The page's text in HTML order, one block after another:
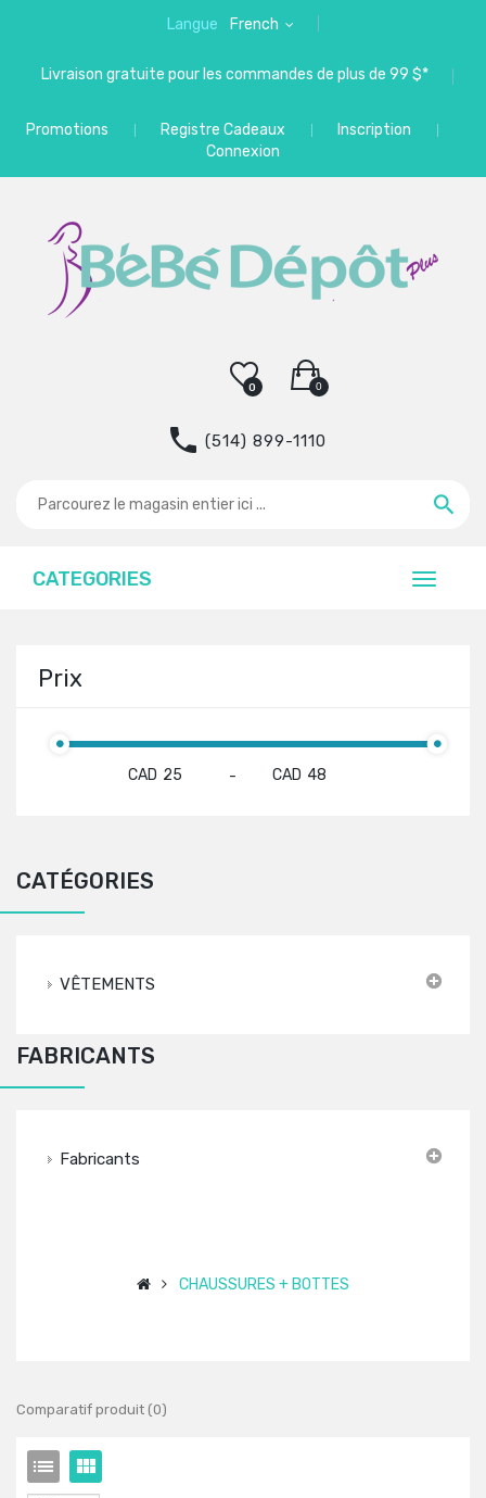
Langue French
Livraison gratuite pour les commandes de plus de 99 $*
Promotions Registre Cadeaux
Inscription
Connexion
0
0
(514) 899-1110
CATEGORIES
Prix
CAD - CAD
CATÉGORIES
VÊTEMENTS
FABRICANTS
Fabricants
CHAUSSURES + BOTTES
Comparatif produit (0)